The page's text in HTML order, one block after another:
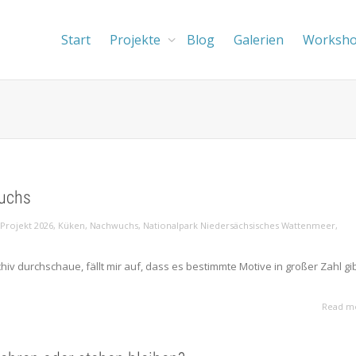
Start Projekte Blog Galerien
Projekt 2026, Küken, Nachwuchs, Nationalpark Niedersächsisches Wattenmeer,
durchschaue, fällt mir auf, dass es bestimmte Motive in großer Zahl
Read